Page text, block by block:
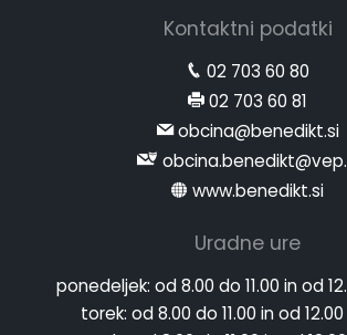
Kontaktni podatki
02 703 60 80
02 703 60 81
obcina@benedikt.si
www.benedikt.si
Uradne ure
ponedeljek: od 8.00 do 11.00 in od
torek: od 8.00 do 11.00 in od